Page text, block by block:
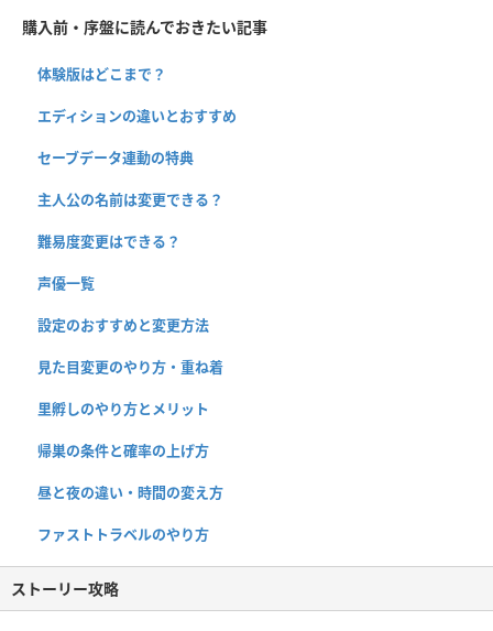
購入前・序盤に読んでおきたい記事
体験版はどこまで？
エディションの違いとおすすめ
セーブデータ連動の特典
主人公の名前は変更できる？
難易度変更はできる？
声優一覧
設定のおすすめと変更方法
見た目変更のやり方・重ね着
里孵しのやり方とメリット
帰巣の条件と確率の上げ方
昼と夜の違い・時間の変え方
ファストトラベルのやり方
ストーリー攻略